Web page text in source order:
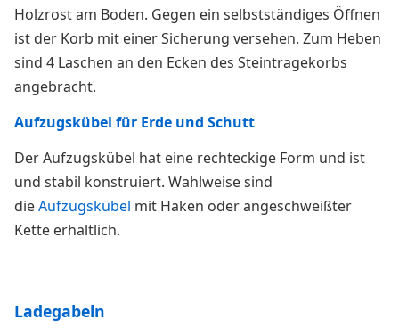
Holzrost am Boden. Gegen ein selbstständiges Öffnen
ist der Korb mit einer Sicherung versehen. Zum Heben
sind 4 Laschen an den Ecken des Steintragekorbs
angebracht.
Aufzugskübel für Erde und Schutt
Der Aufzugskübel hat eine rechteckige Form und ist
und stabil konstruiert. Wahlweise sind
dieAufzugskübel mit Haken oder angeschweißter
Kette erhältlich.
Ladegabeln